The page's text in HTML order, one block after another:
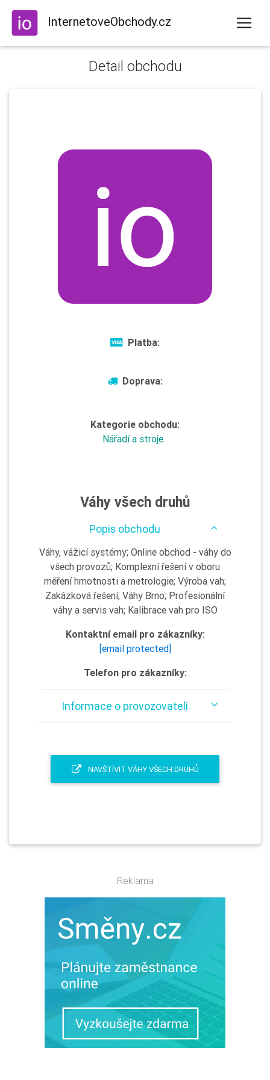
InternetoveObchody.cz
Detail obchodu
Platba:
Doprava:
Kategorie obchodu:
Nářadí a stroje
Váhy všech druhů
Popis obchodu
Váhy, vážicí systémy; Online obchod - váhy do
všech provozů; Komplexní řešení v oboru
měření hmotnosti a metrologie; Výroba vah;
Zakázková řešení; Váhy Brno; Profesionální
váhy a servis vah; Kalibrace vah pro ISO
Kontaktní email pro zákazníky:
[email protected]
Telefon pro zákazníky:
Informace o provozovateli
NAVŠTÍVIT VÁHY VŠECH DRUHŮ
Reklama